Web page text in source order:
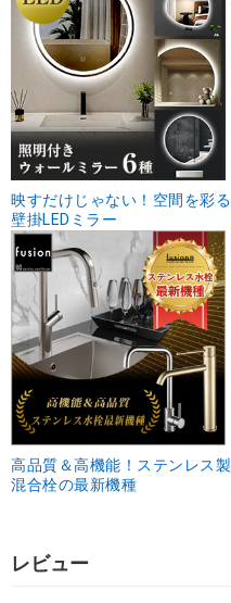
映すだけじゃない！空間を彩る
壁掛LEDミラー
高品質＆高機能！ステンレス製
混合栓の最新機種
レビュー